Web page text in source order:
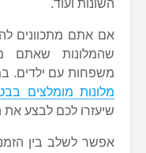
השונות ועוד.
אם אתם מתכוונים
שהמלונות שאתם
משפחות עם ילדים.
מלונות מומלצים
שיעזרו לכם לבצע
אפשר לשלב בין